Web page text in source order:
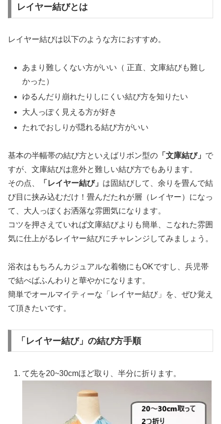
レイヤー結びとは
レイヤー結びは以下のような方におすすめ。
あまり難しくない方がいい（ 正直、文庫結びも難し
かった）
ゆるんだり崩れたりしにくい結び方を知りたい
大人っぽく見える方が好き
たれでおしりが隠れる結び方がいい
基本の半幅帯の結び方といえばリボン型の 「文庫結び」 で
すが、文庫結びは意外と難しい結び方でもあります。
その点、
「レイヤー結び」 は固結びして、余りを畳んで結
び目に挟み込むだけ！畳んだたれが層（レイヤー）になっ
て、大人っぽくお洒落な雰囲気になります。
コツを押さえていれば文庫結びよりも簡単、こなれた雰囲
気に仕上がるレイヤー結びにチャレンジしてみましょう。
浴衣はもちろんカジュアルな着物にもOKですし、兵児帯
で結べばふんわりと華やかになります。
簡単でオールマイティーな「レイヤー結び」を、ぜひ覚え
て頂きたいです。
「レイヤー結び」の結び方手順
て先を20~30cmほど取り、半分に折ります。